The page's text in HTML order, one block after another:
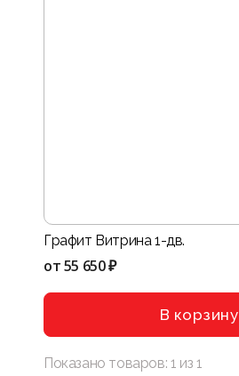
Графит Витрина 1-дв.
от55 650 ₽
В корзину
Показано товаров: 1 из 1